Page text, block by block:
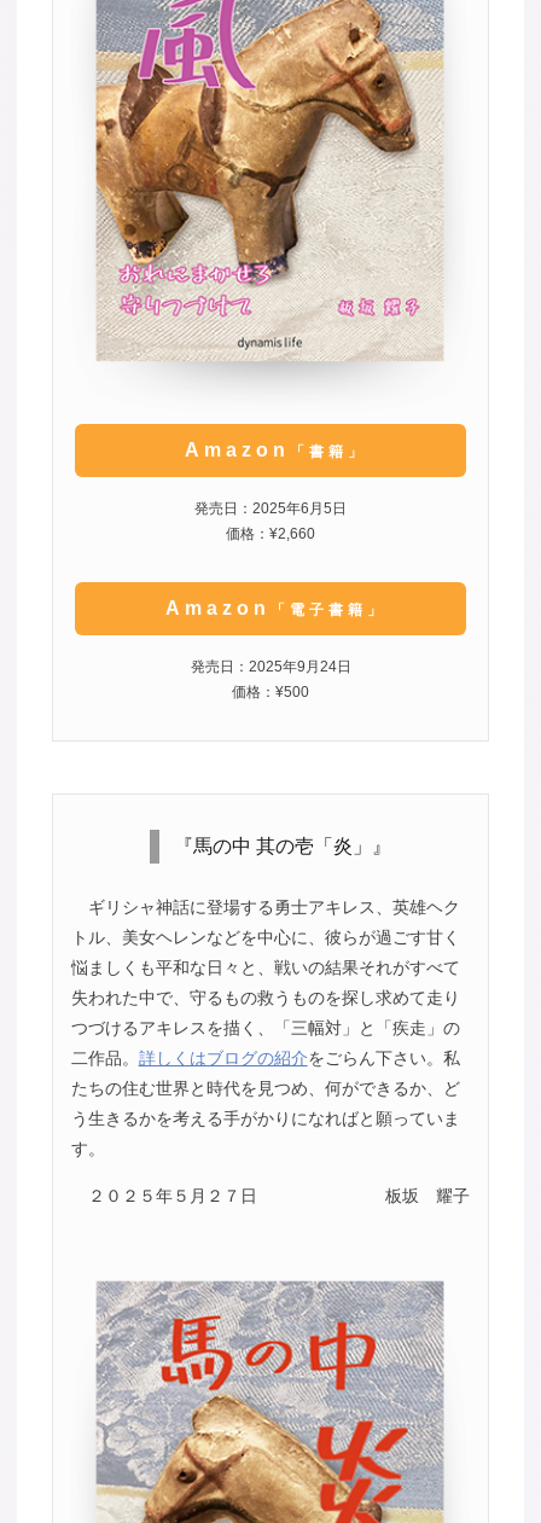
Amazon 「書籍」
発売日：2025年6月5日
価格：¥2,660
Amazon 「電子書籍」
発売日：2025年9月24日
価格：¥500
『馬の中 其の壱「炎」』
ギリシャ神話に登場する勇士アキレス、英雄ヘク
トル、美女ヘレンなどを中心に、彼らが過ごす甘く
悩ましくも平和な日々と、戦いの結果それがすべて
失われた中で、守るもの救うものを探し求めて走り
つづけるアキレスを描く、「三幅対」と「疾走」の
二作品。 詳しくはブログの紹介をごらん下さい。私
たちの住む世界と時代を見つめ、何ができるか、ど
う生きるかを考える手がかりになればと願っていま
す。
２０２５年５月２７日 板坂 耀子